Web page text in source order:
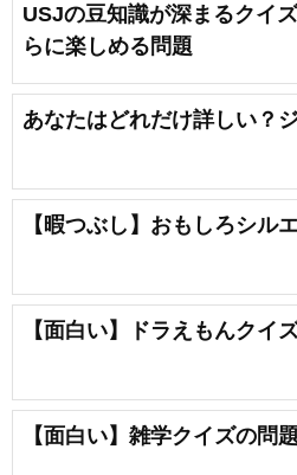
USJの豆知識が深まるクイ
らに楽しめる問題
あなたはどれだけ詳しい？
【暇つぶし】おもしろシル
【面白い】ドラえもんクイ
【面白い】雑学クイズの問